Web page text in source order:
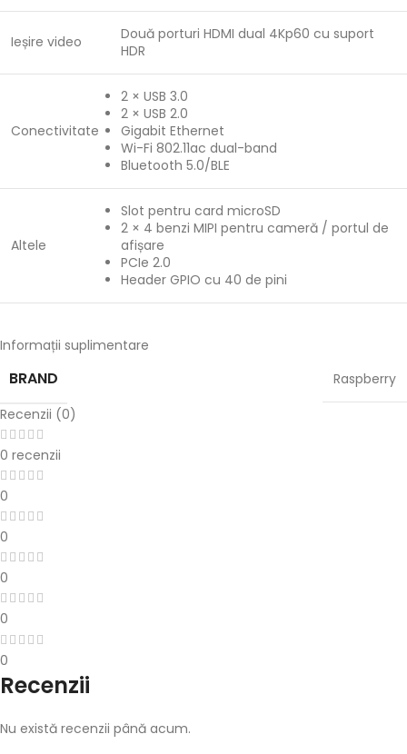
Ieșire video
Două porturi HDMI dual 4Kp60 cu suport
HDR
Conectivitate
2 × USB 3.0
2 × USB 2.0
Gigabit Ethernet
Wi-Fi 802.11ac dual-band
Bluetooth 5.0/BLE
Altele
Slot pentru card microSD
2 × 4 benzi MIPI pentru cameră / portul de
afișare
PCIe 2.0
Header GPIO cu 40 de pini
Informații suplimentare
BRAND
Raspberry
Recenzii (0)
0 recenzii
0
0
0
0
0
Recenzii
Nu există recenzii până acum.